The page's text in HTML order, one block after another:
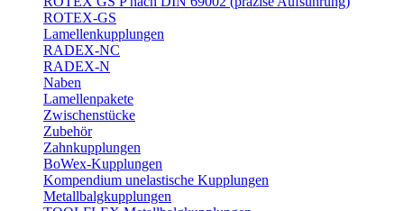
ROTEX-GS
Lamellenkupplungen
RADEX-NC
RADEX-N
Naben
Lamellenpakete
Zwischenstücke
Zubehör
Zahnkupplungen
BoWex-Kupplungen
Kompendium unelastische Kupplungen
Metallbalgkupplungen